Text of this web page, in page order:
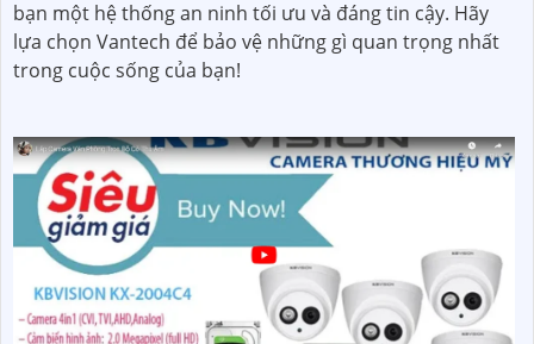
bạn một hệ thống an ninh tối ưu và đáng tin cậy. Hãy
lựa chọn Vantech để bảo vệ những gì quan trọng nhất
trong cuộc sống của bạn!